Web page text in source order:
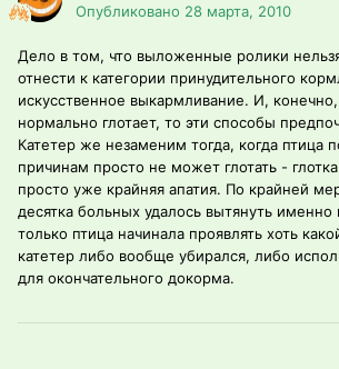
Опубликовано 28 марта, 2010
Дело в том, что выложенные ролики
отнести к категории принудительного
искусственное выкармливание. И,
нормально глотает, то эти способы
Катетер же незаменим тогда, когда птица
причинам просто не может глотать -
просто уже крайняя апатия. По крайней
десятка больных удалось вытянуть именно
только птица начинала проявлять хоть
катетер либо вообще убирался, либо
для окончательного докорма.